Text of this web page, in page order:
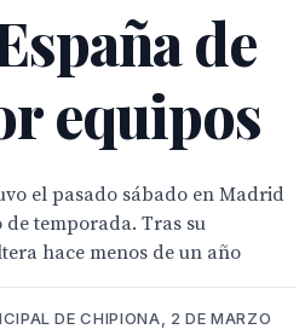
de
equipos
el pasado sábado en Madrid
temporada. Tras su
hace menos de un año
DE CHIPIONA, 2 DE MARZO